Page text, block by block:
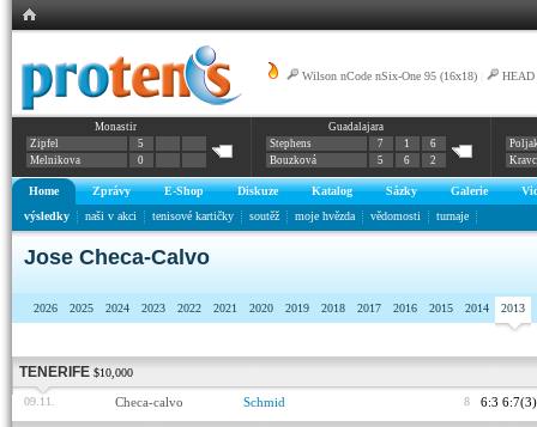
Wilson nCode nSix-One 95 (16x18) HEAD
Graphene XT Radical Rev Pro 16/16-16/19
Monastir
Zipfel
5
Melnikova
0
Guadalajara
Stephens
7 1
6
Bouzková
5 6 2
Home Zprávy E-Shop Diskuze Katalog Sázky Galerie
výsledky
naši v akci tenisové kartičky soutěž moje hvězda vědomosti turnaje
Jose Checa-Calvo
2026 2025 2024 2023 2022 2021 2020 2019 2018 2017 2016 2015 2014 2013
TENERIFE $10,000
09.11. Checa-calvo Schmid 8 6:3